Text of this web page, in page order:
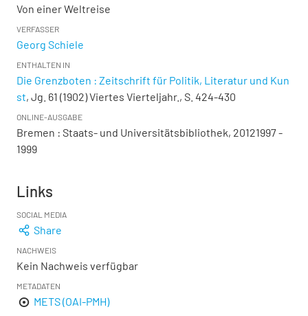
Von einer Weltreise
VERFASSER
Georg Schiele
ENTHALTEN IN
Die Grenzboten : Zeitschrift für Politik, Literatur und Kun
st, Jg. 61 (1902) Viertes Vierteljahr., S. 424-430
ONLINE-AUSGABE
Bremen : Staats- und Universitätsbibliothek, 20121997 -
1999
Links
SOCIAL MEDIA
Share
NACHWEIS
Kein Nachweis verfügbar
METADATEN
METS (OAI-PMH)